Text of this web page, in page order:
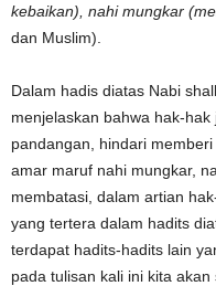
kebaikan), nahi mungkar
dan Muslim).
Dalam hadis diatas Nabi
menjelaskan bahwa hak-
pandangan, hindari
amar maruf nahi mungkar,
membatasi, dalam artian
yang tertera dalam hadits
terdapat hadits-hadits lain
pada tulisan kali ini kita